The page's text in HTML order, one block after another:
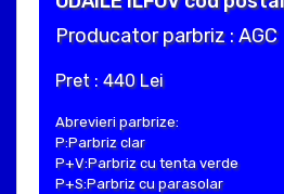
Producator parbriz : AGC
Pret : 440 Lei
Abrevieri parbrize:
P:Parbriz clar
P+V:Parbriz cu tenta verde
P+S:Parbriz cu parasolar